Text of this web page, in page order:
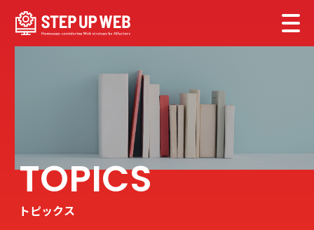
トピックス